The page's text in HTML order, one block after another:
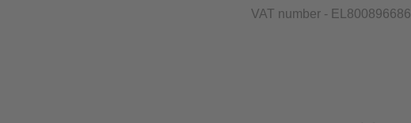
VAT number - EL800896686